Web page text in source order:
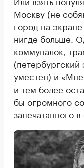
Москву (не
город на
нигде больше.
коммуналок,
(петербургский
уместен) и
и тем более
бы огромного
запечатанного